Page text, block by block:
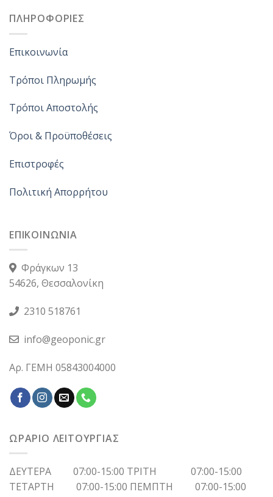
ΠΛΗΡΟΦΟΡΙΕΣ
Επικοινωνία
Τρόποι Πληρωμής
Τρόποι Αποστολής
Όροι & Προϋποθέσεις
Επιστροφές
Πολιτική Απορρήτου
ΕΠΙΚΟΙΝΩΝΙΑ
Φράγκων 13
54626, Θεσσαλονίκη
2310 518761
info@geoponic.gr
Αρ. ΓΕΜΗ 05843004000
ΩΡΑΡΙΟ ΛΕΙΤΟΥΡΓΙΑΣ
ΔΕΥΤΕΡΑ 07:00-15:00 ΤΡΙΤΗ 07:00-15:00
ΤΕΤΑΡΤΗ 07:00-15:00 ΠΕΜΠΤΗ 07:00-15:00